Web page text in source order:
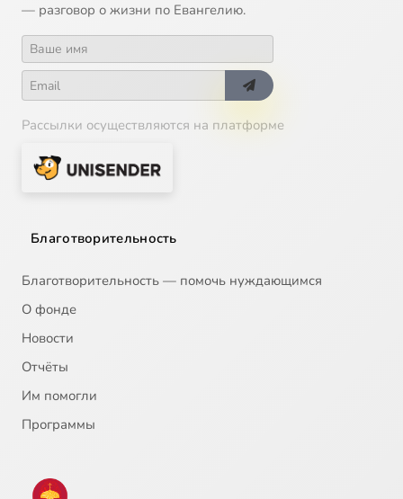
— разговор о жизни по Евангелию.
Рассылки осуществляются на платформе
Благотворительность
Благотворительность — помочь нуждающимся
О фонде
Новости
Отчёты
Им помогли
Программы